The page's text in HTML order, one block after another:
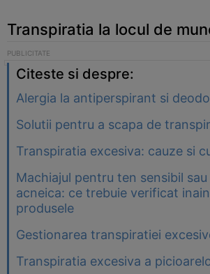
Transpiratia la locul de
Citeste si despre:
Alergia la antiperspirant si
Solutii pentru a scapa de
Transpiratia excesiva: cauze si
Machiajul pentru ten sensibil
acneica: ce trebuie verificat
produsele
Gestionarea transpiratiei
Transpiratia excesiva a